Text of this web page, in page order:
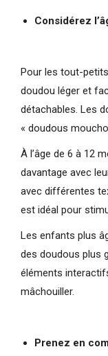
Considérez
Pour les tout-
doudou léger et
détachables. Les
« doudous
À l’âge de 6 à 12
davantage avec
avec différentes
est idéal pour
Les enfants plus
des doudous plus
éléments
mâchouiller.
Prenez en